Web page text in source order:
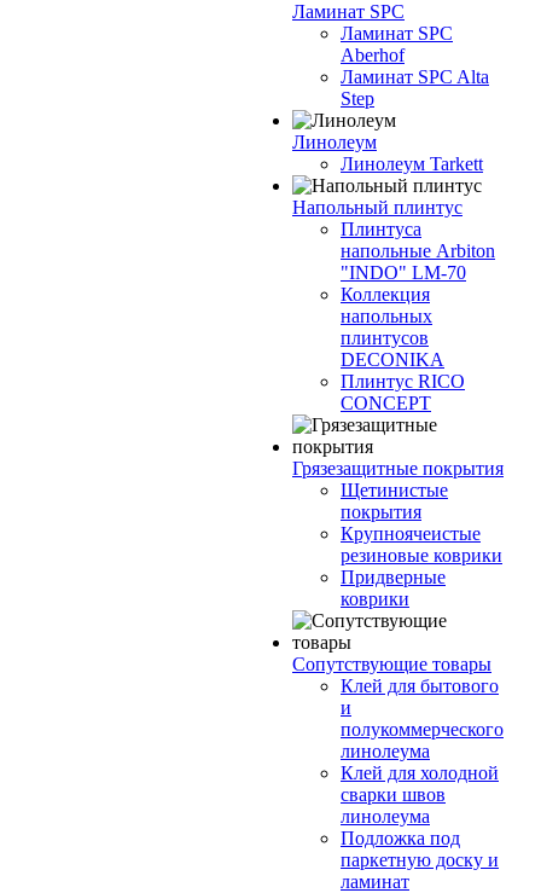
Ламинат SPC
Ламинат SPC
Aberhof
Ламинат SPC Alta
Step
Линолеум
Линолеум Tarkett
Напольный плинтус
Плинтуса
напольные Arbiton
"INDO" LM-70
Коллекция
напольных
плинтусов
DECONIKA
Плинтус RICO
CONCEPT
Грязезащитные покрытия
Щетинистые
покрытия
Крупноячеистые
резиновые коврики
Придверные
коврики
Сопутствующие товары
Клей для бытового
и
полукоммерческого
линолеума
Клей для холодной
сварки швов
линолеума
Подложка под
паркетную доску и
ламинат